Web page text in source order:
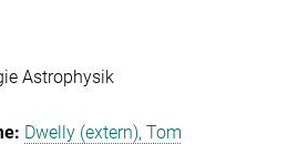
Astrophysik
Dwelly (extern), Tom